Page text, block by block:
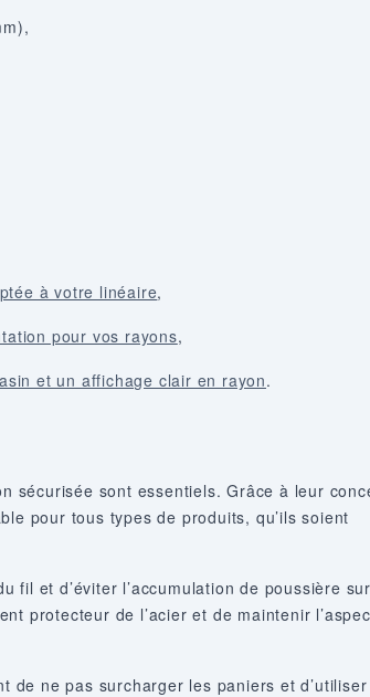
à votre linéaire,
pour vos rayons,
et un affichage clair en rayon.
sécurisée sont essentiels. Grâce à leur
pour tous types de produits, qu’ils soient
et d’éviter l’accumulation de poussière
protecteur de l’acier et de maintenir
de ne pas surcharger les paniers et